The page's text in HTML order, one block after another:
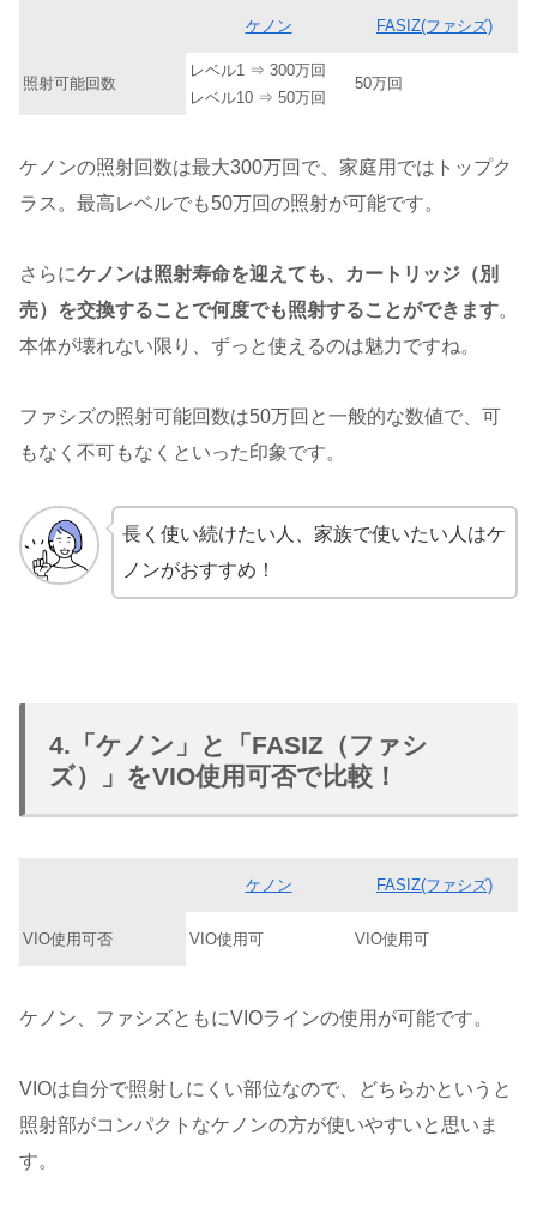
ケノン FASIZ(ファシズ)
照射可能回数
レベル1 ⇒ 300万回
レベル10 ⇒ 50万回
50万回
ケノンの照射回数は最大300万回で、家庭用ではトップク
ラス。最高レベルでも50万回の照射が可能です。
さらにケノンは照射寿命を迎えても、カートリッジ（別
売）を交換することで何度でも照射することができます。
本体が壊れない限り、ずっと使えるのは魅力ですね。
ファシズの照射可能回数は50万回と一般的な数値で、可
もなく不可もなくといった印象です。
長く使い続けたい人、家族で使いたい人はケ
ノンがおすすめ！
4.「ケノン」と「FASIZ（ファシ
ズ）」をVIO使用可否で比較！
ケノン FASIZ(ファシズ)
VIO使用可否 VIO使用可 VIO使用可
ケノン、ファシズともにVIOラインの使用が可能です。
VIOは自分で照射しにくい部位なので、どちらかというと
照射部がコンパクトなケノンの方が使いやすいと思いま
す。